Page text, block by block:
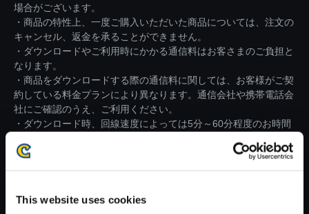
This website uses cookies
場合がございます。
・商品の特性上、一度ご購入いただいた商品については、注文の
キャンセル、返金を承ることができません。
・ダウンロードやご利用時にかかる通信料はお客さまのご負担と
なります。
・商品をダウンロードする際の通信料に関しては、お客様がご契
約している料金プランにより異なります。通信会社や携帯電話会
社にご確認のうえ、ご利用ください。
・ダウンロード時、回線速度によっては5分～60分程度のお時間
※ご購入いただいたファイルのダウンロードの際には、通信環境